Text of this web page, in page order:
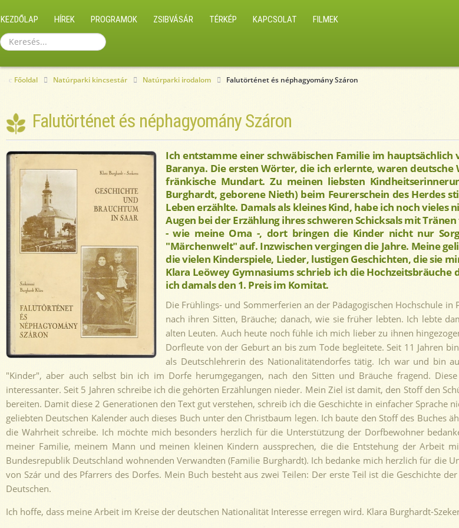
KEZDŐLAP HÍREK PROGRAMOK ZSIBVÁSÁR TÉRKÉP KAPCSOLAT FILMEK
Keresés...
Főoldal Natúrparki kincsestár Natúrparki irodalom Falutörténet és néphagyomány Száron
Falutörténet és néphagyomány Száron
Ich entstamme einer schwäbischen Familie im
Baranya. Die ersten Wörter, die ich erlernte, waren
fränkische Mundart. Zu meinen liebsten
Burghardt, geborene Nieth) beim Feurerschein des
Leben erzählte. Damals als kleines Kind, habe ich noch
Augen bei der Erzählung ihres schweren Schicksals mit
- wie meine Oma -, dort bringen die Kinder nicht nur
"Märchenwelt" auf. Inzwischen vergingen die Jahre. Meine
die vielen Kinderspiele, Lieder, lustigen Geschichten, die sie
Klara Leöwey Gymnasiums schrieb ich die
ich damals den 1. Preis im Komitat.
Die Frühlings- und Sommerferien an der Pädagogischen Hochschule
nach ihren Sitten, Bräuche; danach, wie sie früher lebten. Ich lebte
alten Leuten. Auch heute noch fühle ich mich lieber zu ihnen
Dorfleute von der Geburt an bis zum Tode begleitete. Seit 11 Jahren
als Deutschlehrerin des Nationalitätendorfes tätig. Ich war und bin
"Kinder", aber auch selbst bin ich im Dorfe herumgegangen, nach den Sitten und Bräuche fragend.
interessanter. Seit 5 Jahren schreibe ich die gehörten Erzählungen nieder. Mein Ziel ist damit, den Stoff den
bereiten. Damit diese 2 Generationen den Text gut verstehen, schreib ich die Geschichte in einfacher Sprache
geliebten Deutschen Kalender auch dieses Buch unter den Christbaum legen. Ich baute den Stoff des
die Wahrheit schreibe. Ich möchte mich besonders herzlich für die Unterstützung der Dorfbewohner
meiner Familie, meinem Mann und meinen kleinen Kindern aussprechen, die die Entstehung der Arbeit
Bundesrepublik Deutschland wohnenden Verwandten (Familie Burghardt). Ich bedanke mich herzlich für die
von Szár und des Pfarrers des Dorfes. Mein Buch besteht aus zwei Teilen: Der erste Teil ist die Geschichte
Deutschen.
Ich hoffe, dass meine Arbeit im Kreise der deutschen Nationalität Interesse erregen wird. Klara Burghardt-